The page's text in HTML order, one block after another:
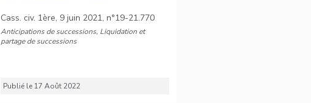
Cass. civ. 1ère, 9 juin 2021, n°19-21.770
Anticipations de successions, Liquidation et
partage de successions
Publié le 17 Août 2022